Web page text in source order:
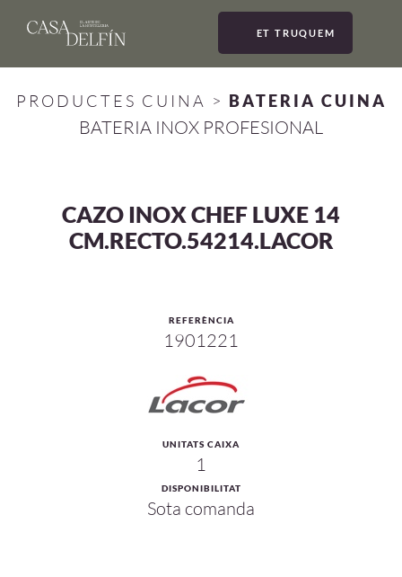
ET TRUQUEM
PRODUCTES CUINA > BATERIA CUINA
BATERIA INOX PROFESIONAL
CAZO INOX CHEF LUXE 14
CM.RECTO.54214.LACOR
REFERÈNCIA
1901221
UNITATS CAIXA
1
DISPONIBILITAT
Sota comanda